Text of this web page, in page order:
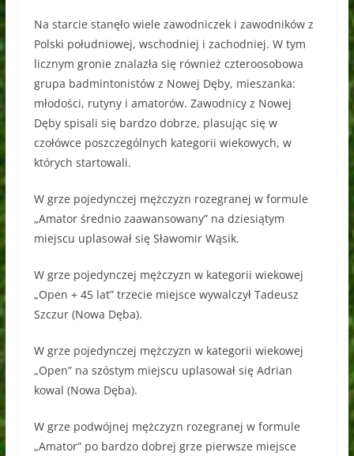
Na starcie stanęło wiele zawodniczek i zawodników z
Polski południowej, wschodniej i zachodniej. W tym
licznym gronie znalazła się również czteroosobowa
grupa badmintonistów z Nowej Dęby, mieszanka:
młodości, rutyny i amatorów. Zawodnicy z Nowej
Dęby spisali się bardzo dobrze, plasując się w
czołówce poszczególnych kategorii wiekowych, w
których startowali.
W grze pojedynczej mężczyzn rozegranej w formule
„Amator średnio zaawansowany” na dziesiątym
miejscu uplasował się Sławomir Wąsik.
W grze pojedynczej mężczyzn w kategorii wiekowej
„Open + 45 lat” trzecie miejsce wywalczył Tadeusz
Szczur (Nowa Dęba).
W grze pojedynczej mężczyzn w kategorii wiekowej
„Open” na szóstym miejscu uplasował się Adrian
kowal (Nowa Dęba).
W grze podwójnej mężczyzn rozegranej w formule
„Amator” po bardzo dobrej grze pierwsze miejsce